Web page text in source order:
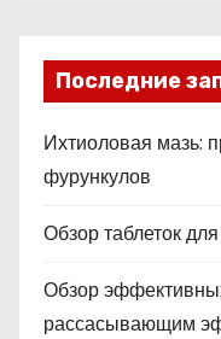
Последние
Ихтиоловая мазь:
фурункулов
Обзор таблеток
Обзор
рассасывающим